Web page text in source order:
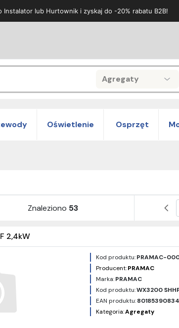
Instalator lub Hurtownik i zyskaj do -20% rabatu B2B!
Agregaty
Search
Oświetlenie Osprzęt
Znaleziono 53
2,4kW
Kod produktu:PRAMAC-
Producent:PRAMAC
Marka:PRAMAC
Kod produktu:WX3200
EAN produktu:
Kategoria:Agregaty